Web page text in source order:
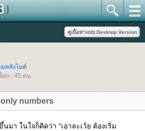
หลังไมค์
ก : 45 คน
numbers
มา ในใจก็คิดว่า "เอาละเว้ย ต้องเริ่ม